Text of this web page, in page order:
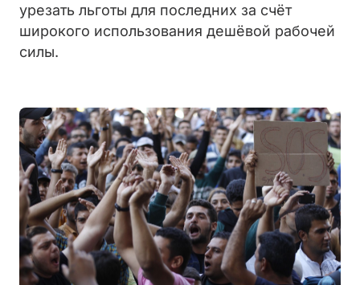
урезать льготы для последних за счёт
широкого использования дешёвой рабочей
силы.